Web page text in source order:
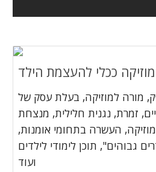
ככלי להעצמת הילד
מורה למוזיקה, בעלת עסק של
זמרת, נגנית חלילית, מנצחת
העשרה בתחומי אומנות,
גבוהים", תוכן לימודי לילדים
ועוד